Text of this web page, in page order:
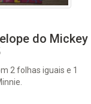
do Mickey
2 folhas iguais e 1